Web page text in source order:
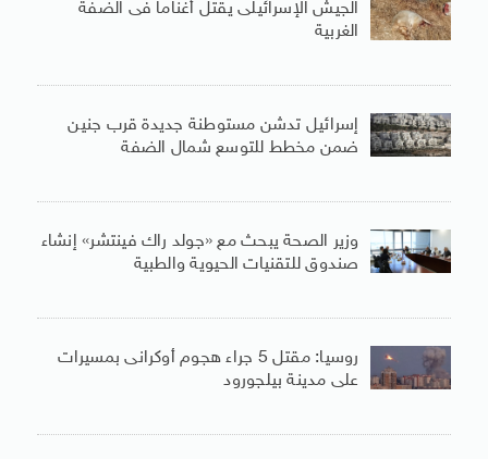
الجيش الإسرائيلى يقتل أغناما فى الضفة
الغربية
إسرائيل تدشن مستوطنة جديدة قرب جنين
ضمن مخطط للتوسع شمال الضفة
وزير الصحة يبحث مع «جولد راك فينتشر» إنشاء
صندوق للتقنيات الحيوية والطبية
روسيا: مقتل 5 جراء هجوم أوكرانى بمسيرات
على مدينة بيلجورود